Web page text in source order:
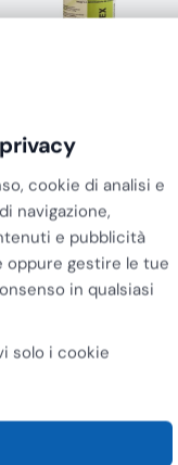
Soluzione Spray
a Base di…
cookie di analisi e
navigazione,
e pubblicità
oppure gestire le tue
in qualsiasi
solo i cookie